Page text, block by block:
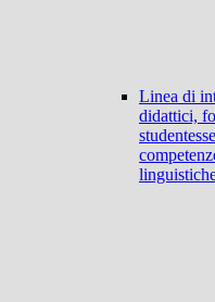
Linea di
didattici,